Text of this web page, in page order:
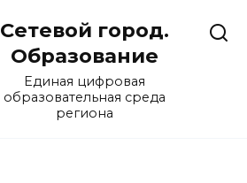
Сетевой город.
Образование
Единая цифровая
образовательная среда
региона